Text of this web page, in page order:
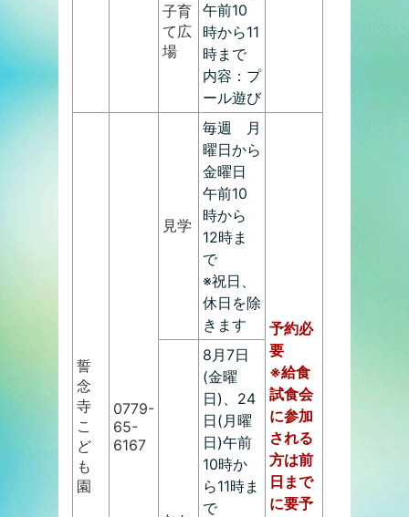
子育
て広
場
午前10
時から11
時まで
内容：プ
ール遊び
誓
念
寺
こ
ど
も
園
0779-
65-
6167
見学
毎週 月
曜日から
金曜日
午前10
時から
12時ま
で
※祝日、
休日を除
きます
予約必
要
※給食
試食会
に参加
される
方は前
日まで
に要予
8月7日
(金曜
日)、24
日(月曜
日)午前
10時か
ら11時ま
で